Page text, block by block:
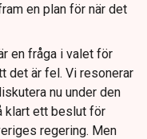
en plan för när det
en fråga i valet för
det är fel. Vi resonerar
nu under den
klart ett beslut för
regering. Men